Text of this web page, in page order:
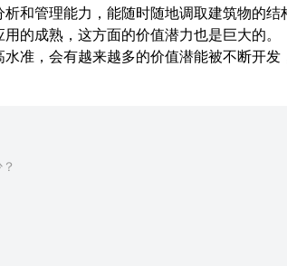
和管理能力，能随时随地调取建筑物的
的成熟，这方面的价值潜力也是巨大的。
准，会有越来越多的价值潜能被不断开